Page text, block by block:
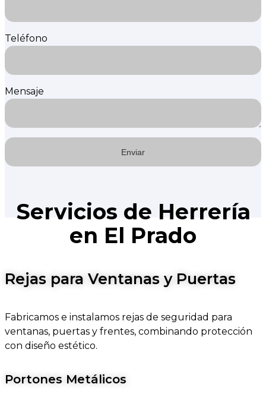
Teléfono
Mensaje
Servicios de Herrería
en El Prado
Rejas para Ventanas y Puertas
Fabricamos e instalamos rejas de seguridad para
ventanas, puertas y frentes, combinando protección
con diseño estético.
Portones Metálicos